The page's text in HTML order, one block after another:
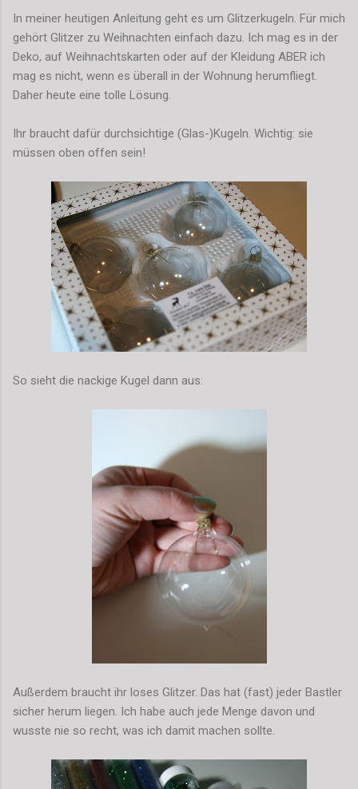
In meiner heutigen Anleitung geht es um Glitzerkugeln. Für mich
gehört Glitzer zu Weihnachten einfach dazu. Ich mag es in der
Deko, auf Weihnachtskarten oder auf der Kleidung ABER ich
mag es nicht, wenn es überall in der Wohnung herumfliegt.
Daher heute eine tolle Lösung.
Ihr braucht dafür durchsichtige (Glas-)Kugeln. Wichtig: sie
müssen oben offen sein!
So sieht die nackige Kugel dann aus:
Außerdem braucht ihr loses Glitzer. Das hat (fast) jeder Bastler
sicher herum liegen. Ich habe auch jede Menge davon und
wusste nie so recht, was ich damit machen sollte.